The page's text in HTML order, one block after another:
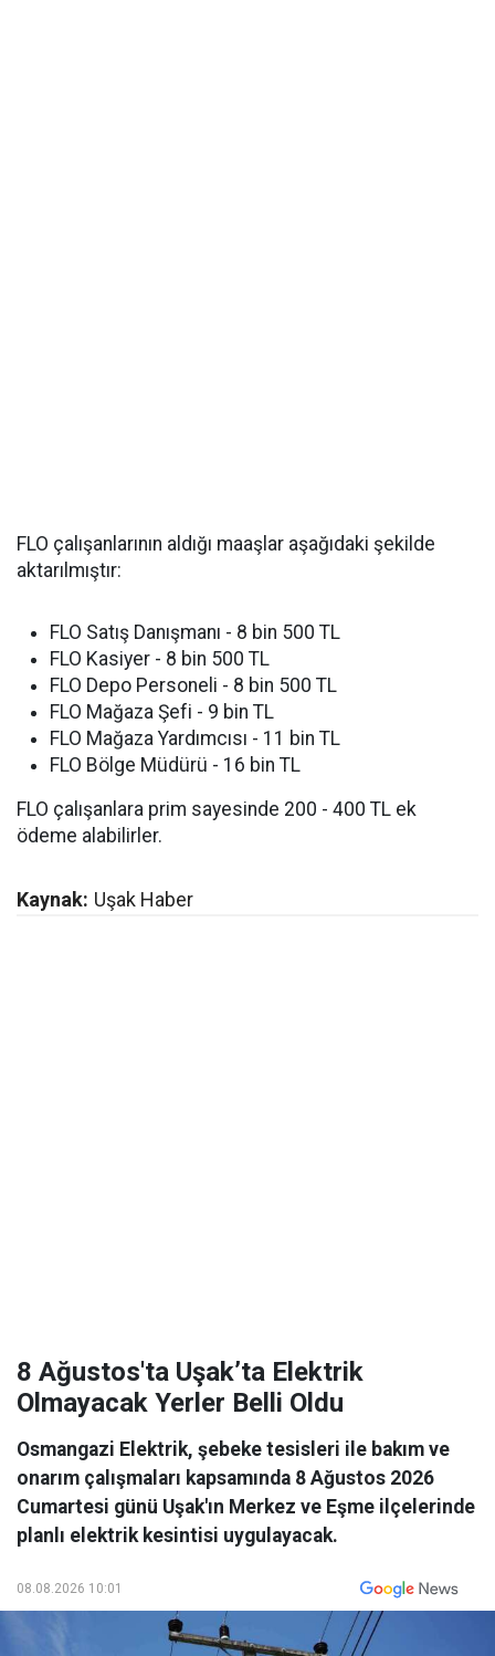
FLO çalışanlarının aldığı maaşlar aşağıdaki şekilde
aktarılmıştır:
FLO Satış Danışmanı - 8 bin 500 TL
FLO Kasiyer - 8 bin 500 TL
FLO Depo Personeli - 8 bin 500 TL
FLO Mağaza Şefi - 9 bin TL
FLO Mağaza Yardımcısı - 11 bin TL
FLO Bölge Müdürü - 16 bin TL
FLO çalışanlara prim sayesinde 200 - 400 TL ek
ödeme alabilirler.
Kaynak: Uşak Haber
8 Ağustos'ta Uşak’ta Elektrik
Olmayacak Yerler Belli Oldu
Osmangazi Elektrik, şebeke tesisleri ile bakım ve
onarım çalışmaları kapsamında 8 Ağustos 2026
Cumartesi günü Uşak'ın Merkez ve Eşme ilçelerinde
planlı elektrik kesintisi uygulayacak.
08.08.2026 10:01